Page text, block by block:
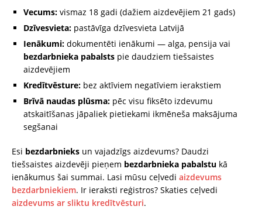
Vecums: vismaz 18 gadi (dažiem aizdevējiem 21 gads)
Dzīvesvieta: pastāvīga dzīvesvieta Latvijā
Ienākumi: dokumentēti ienākumi — alga, pensija vai
bezdarbnieka pabalsts pie daudziem tiešsaistes
aizdevējiem
Kredītvēsture: bez aktīviem negatīviem ierakstiem
Brīvā naudas plūsma: pēc visu fiksēto izdevumu
atskaitīšanas jāpaliek pietiekami ikmēneša maksājuma
segšanai
Esi bezdarbnieks un vajadzīgs aizdevums? Daudzi
tiešsaistes aizdevēji pieņem bezdarbnieka pabalstu kā
ienākumus šai summai. Lasi mūsu ceļvedi aizdevums
bezdarbniekiem. Ir ieraksti reģistros? Skaties ceļvedi
aizdevums ar sliktu kredītvēsturi.